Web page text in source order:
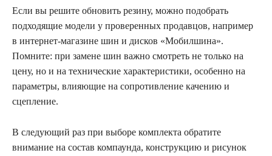
Если вы решите обновить резину, можно подобрать
подходящие модели у проверенных продавцов, например
в интернет-магазине шин и дисков «Мобилшина».
Помните: при замене шин важно смотреть не только на
цену, но и на технические характеристики, особенно на
параметры, влияющие на сопротивление качению и
сцепление.
В следующий раз при выборе комплекта обратите
внимание на состав компаунда, конструкцию и рисунок